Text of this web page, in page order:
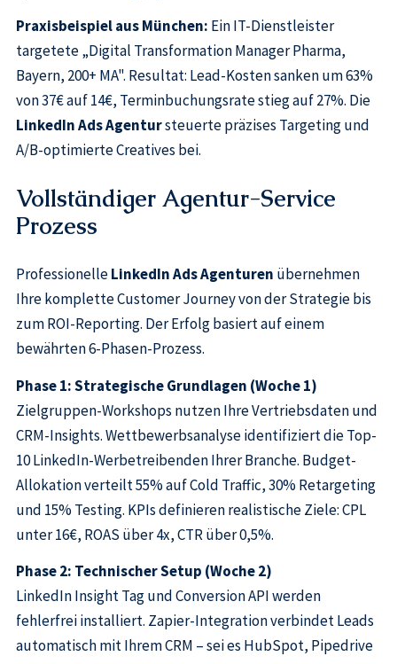
Praxisbeispiel aus München: Ein IT-Dienstleister
targetete „Digital Transformation Manager Pharma,
Bayern, 200+ MA". Resultat: Lead-Kosten sanken um 63%
von 37€ auf 14€, Terminbuchungsrate stieg auf 27%. Die
LinkedIn Ads Agentursteuerte präzises Targeting und
A/B-optimierte Creatives bei.
Vollständiger Agentur-Service
Prozess
ProfessionelleLinkedIn Ads Agenturen übernehmen
Ihre komplette Customer Journey von der Strategie bis
zum ROI-Reporting. Der Erfolg basiert auf einem
bewährten 6-Phasen-Prozess.
Phase 1: Strategische Grundlagen (Woche 1)
Zielgruppen-Workshops nutzen Ihre Vertriebsdaten und
CRM-Insights. Wettbewerbsanalyse identifiziert die Top-
10 LinkedIn-Werbetreibenden Ihrer Branche. Budget-
Allokation verteilt 55% auf Cold Traffic, 30% Retargeting
und 15% Testing. KPIs definieren realistische Ziele: CPL
unter 16€, ROAS über 4x, CTR über 0,5%.
Phase 2: Technischer Setup (Woche 2)
LinkedIn Insight Tag und Conversion API werden
fehlerfrei installiert. Zapier-Integration verbindet Leads
automatisch mit Ihrem CRM – sei es HubSpot, Pipedrive